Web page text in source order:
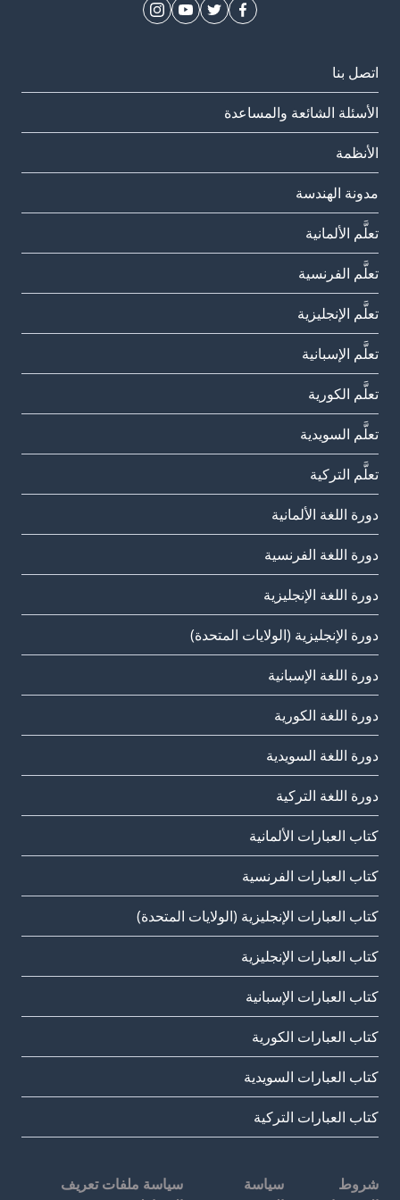
اتصل بنا
الأسئلة الشائعة والمساعدة
الأنظمة
مدونة الهندسة
تعلَّم الألمانية
تعلَّم الفرنسية
تعلَّم الإنجليزية
تعلَّم الإسبانية
تعلَّم الكورية
تعلَّم السويدية
تعلَّم التركية
دورة اللغة الألمانية
دورة اللغة الفرنسية
دورة اللغة الإنجليزية
دورة الإنجليزية (الولايات المتحدة)
دورة اللغة الإسبانية
دورة اللغة الكورية
دورة اللغة السويدية
دورة اللغة التركية
كتاب العبارات الألمانية
كتاب العبارات الفرنسية
كتاب العبارات الإنجليزية (الولايات المتحدة)
كتاب العبارات الإنجليزية
كتاب العبارات الإسبانية
كتاب العبارات الكورية
كتاب العبارات السويدية
كتاب العبارات التركية
شروط
سياسة
سياسة ملفات تعريف